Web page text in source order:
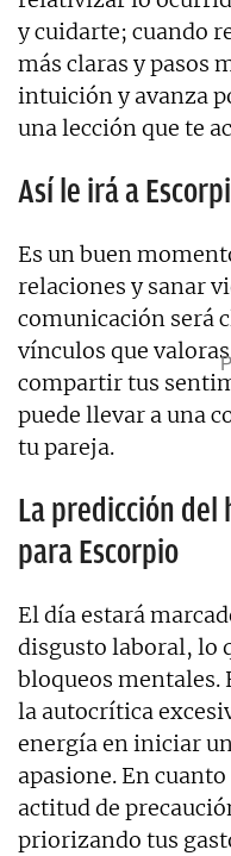
y cuidarte; cuando
más claras y pasos
intuición y avanza
una lección que te
Así le irá a
Es un buen
relaciones y sanar
comunicación será
vínculos que
compartir tus
puede llevar a una
tu pareja.
La predicción del
para Escorpio
El día estará
disgusto laboral, lo
bloqueos mentales.
la autocrítica
energía en iniciar
apasione. En
actitud de
priorizando tus